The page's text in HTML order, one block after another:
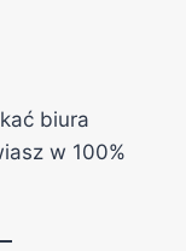
biura
w 100%